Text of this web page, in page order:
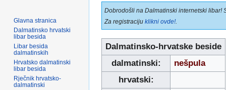
Prijeđi
na
navigaciju
Prijeđi
na
pretraživanje
Dobrodošli na Dalmatinski internetski libar!
Za registraciju klikni ovde!
Dalmatinsko-hrvatske beside
dalmatinski:
nešpula
hrvatski:
Glavna stranica
Dalmatinsko hrvatski
libar besida
Libar besida
dalmatinskih
Hrvatsko dalmatinski
libar besida
Rječnik hrvatsko-
dalmatinski